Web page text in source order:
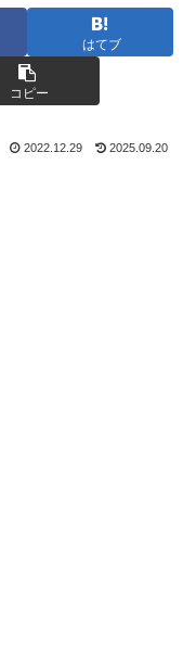
はてブ
コピー
2022.12.29 2025.09.20